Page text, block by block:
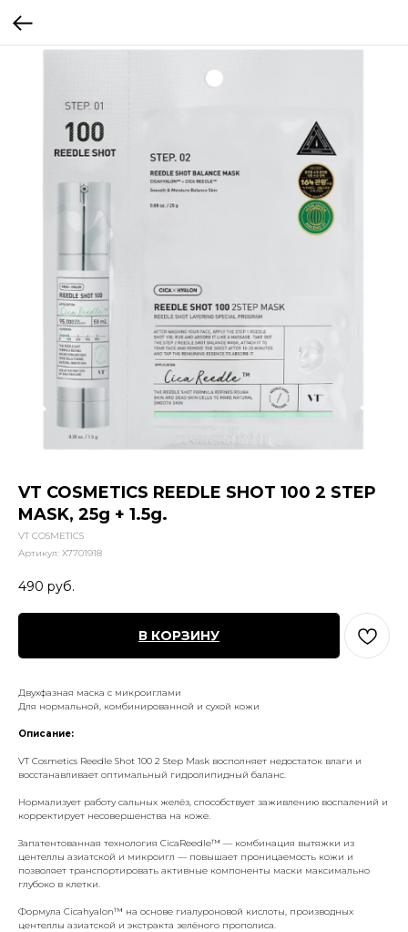
VT COSMETICS REEDLE SHOT 100 2 STEP
MASK, 25g + 1.5g.
VT COSMETICS
Артикул: X7701918
490 руб.
В КОРЗИНУ
Двухфазная маска с микроиглами
Для нормальной, комбинированной и сухой кожи
Описание:
VT Cosmetics Reedle Shot 100 2 Step Mask восполняет недостаток влаги и
восстанавливает оптимальный гидролипидный баланс.
Нормализует работу сальных желёз, способствует заживлению воспалений и
корректирует несовершенства на коже.
Запатентованная технология CicaReedle™ — комбинация вытяжки из
центеллы азиатской и микроигл — повышает проницаемость кожи и
позволяет транспортировать активные компоненты маски максимально
глубоко в клетки.
Формула Cicahyalon™ на основе гиалуроновой кислоты, производных
центеллы азиатской и экстракта зелёного прополиса.